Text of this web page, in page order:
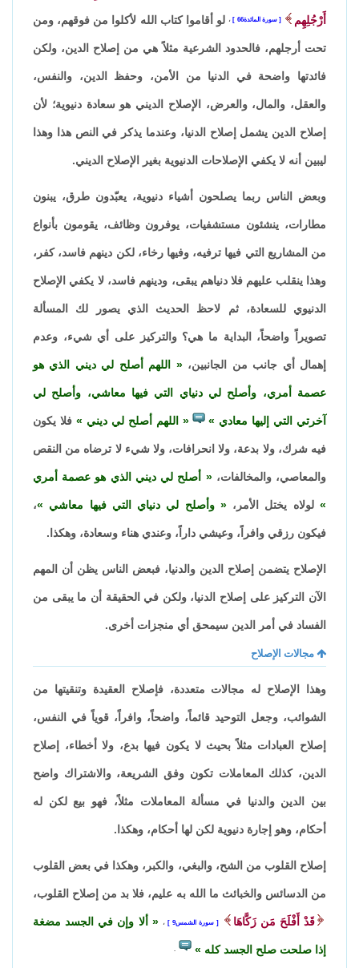
أَرْجُلِهِم سورة المائدة66 ، لو أقاموا كتاب الله لأكلوا من فوقهم، ومن
تحت أرجلهم، فالحدود الشرعية مثلاً هي من إصلاح الدين، ولكن
فائدتها واضحة في الدنيا من الأمن، وحفظ الدين، والنفس،
والعقل، والمال، والعرض، الإصلاح الديني هو سعادة دنيوية؛ لأن
إصلاح الدين يشمل إصلاح الدنيا، وعندما يذكر في النص هذا وهذا
ليبين أنه لا يكفي الإصلاحات الدنيوية بغير الإصلاح الديني.
وبعض الناس ربما يصلحون أشياء دنيوية، يعبّدون طرق، يبنون
مطارات، ينشئون مستشفيات، يوفرون وظائف، يقومون بأنواع
من المشاريع التي فيها ترفيه، وفيها رخاء، لكن دينهم فاسد، كفر،
وهذا ينقلب عليهم فلا دنياهم يبقى، ودينهم فاسد، لا يكفي الإصلاح
الدنيوي للسعادة، ثم لاحظ الحديث الذي يصور لك المسألة
تصويراً واضحاً، البداية ما هي؟ والتركيز على أي شيء، وعدم
إهمال أي جانب من الجانبين، اللهم أصلح لي ديني الذي هو
عصمة أمري، وأصلح لي دنياي التي فيها معاشي، وأصلح لي
آخرتي التي إليها معادي اللهم أصلح لي ديني فلا يكون
فيه شرك، ولا بدعة، ولا انحرافات، ولا شيء لا ترضاه من النقص
والمعاصي، والمخالفات، أصلح لي ديني الذي هو عصمة أمري
لولاه يختل الأمر، وأصلح لي دنياي التي فيها معاشي ،
فيكون رزقي وافراً، وعيشي داراً، وعندي هناء وسعادة، وهكذا.
الإصلاح يتضمن إصلاح الدين والدنيا، فبعض الناس يظن أن المهم
الآن التركيز على إصلاح الدنيا، ولكن في الحقيقة أن ما يبقى من
الفساد في أمر الدين سيمحق أي منجزات أخرى.
مجالات الإصلاح
وهذا الإصلاح له مجالات متعددة، فإصلاح العقيدة وتنقيتها من
الشوائب، وجعل التوحيد قائماً، واضحاً، وافراً، قوياً في النفس،
إصلاح العبادات مثلاً بحيث لا يكون فيها بدع، ولا أخطاء، إصلاح
الدين، كذلك المعاملات تكون وفق الشريعة، والاشتراك واضح
بين الدين والدنيا في مسألة المعاملات مثلاً، فهو بيع لكن له
أحكام، وهو إجارة دنيوية لكن لها أحكام، وهكذا.
إصلاح القلوب من الشح، والبغي، والكبر، وهكذا في بعض القلوب
من الدسائس والخبائث ما الله به عليم، فلا بد من إصلاح القلوب،
قَدْ أَفْلَحَ مَن زَكَّاهَا سورة الشمس9 ، ألا وإن في الجسد مضغة
إذا صلحت صلح الجسد كله